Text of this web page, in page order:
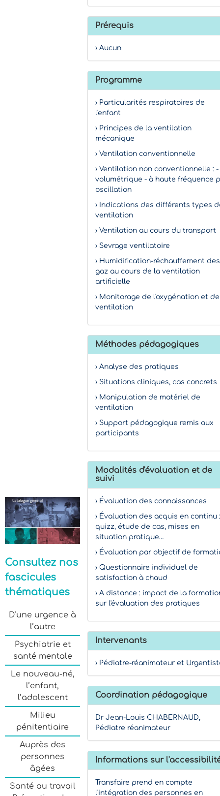
Consultez nos
fascicules
thématiques
D’une urgence à
l’autre
Psychiatrie et
santé mentale
Le nouveau-né,
l’enfant,
l’adolescent
Milieu
pénitentiaire
Auprès des
personnes
âgées
Santé au travail
Prérequis
› Aucun
Programme
› Particularités respiratoires de
l'enfant
› Principes de la ventilation
mécanique
› Ventilation conventionnelle
› Ventilation non conventionnelle : -
volumétrique - à haute fréquence
oscillation
› Indications des différents types
ventilation
› Ventilation au cours du transport
› Sevrage ventilatoire
› Humidification-réchauffement des
gaz au cours de la ventilation
artificielle
› Monitorage de l'oxygénation et
ventilation
Méthodes pédagogiques
› Analyse des pratiques
› Situations cliniques, cas concrets
› Manipulation de matériel de
ventilation
› Support pédagogique remis aux
participants
Modalités d'évaluation et de
suivi
› Évaluation des connaissances
› Évaluation des acquis en continu :
quizz, étude de cas, mises en
situation pratique…
› Évaluation par objectif de
› Questionnaire individuel de
satisfaction à chaud
› A distance : impact de la
sur l'évaluation des pratiques
Intervenants
› Pédiatre-réanimateur et
Coordination pédagogique
Dr Jean-Louis CHABERNAUD,
Pédiatre réanimateur
Informations sur
Transfaire prend en compte
l'intégration des personnes en